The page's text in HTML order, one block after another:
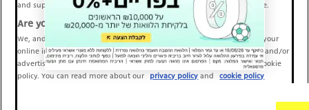
and support Maariv, TMI and Sport1 activity and your online experience.
Are you happy to accept cookies?
We, and our partners, use information about your use of our site and your
online interactions to improve our services and to personalize content and/or
advertising for you. You can read more about our privacy policy and cookie
policy. You can read more about our
privacy policy and cookie policy